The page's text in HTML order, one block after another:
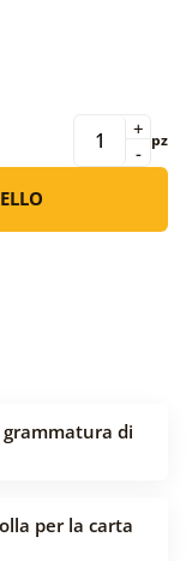
-
+ pz
di
per la carta